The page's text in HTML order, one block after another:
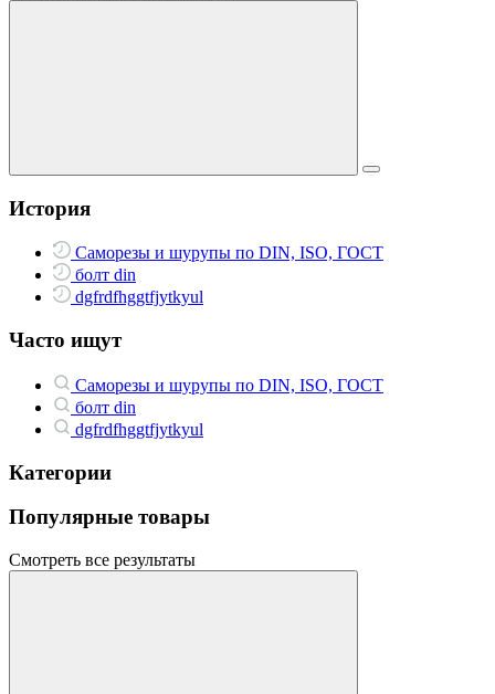
История
Саморезы и шурупы по DIN, ISO, ГОСТ
болт din
dgfrdfhggtfjytkyul
Часто ищут
Саморезы и шурупы по DIN, ISO, ГОСТ
болт din
dgfrdfhggtfjytkyul
Категории
Популярные товары
Смотреть все результаты